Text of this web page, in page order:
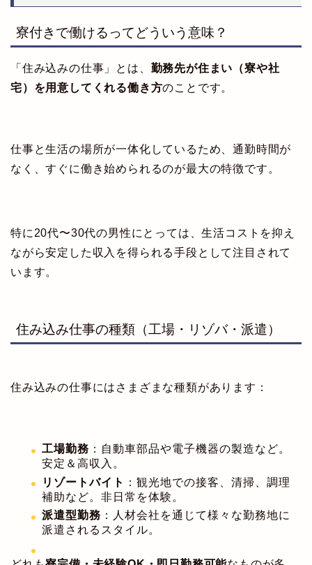
寮付きで働けるってどういう意味？
「住み込みの仕事」とは、 勤務先が住まい（寮や社
宅）を用意してくれる働き方のことです。
仕事と生活の場所が一体化しているため、通勤時間が
なく、すぐに働き始められるのが最大の特徴です。
特に20代〜30代の男性にとっては、生活コストを抑え
ながら安定した収入を得られる手段として注目されて
います。
住み込み仕事の種類（工場・リゾバ・派遣）
住み込みの仕事にはさまざまな種類があります：
工場勤務 ：自動車部品や電子機器の製造など。
安定＆高収入。
リゾートバイト
：観光地での接客、清掃、調理
補助など。非日常を体験。
派遣型勤務 ：人材会社を通じて様々な勤務地に
派遣されるスタイル。